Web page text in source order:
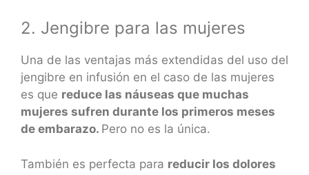
2. Jengibre para las mujeres
Una de las ventajas más extendidas del uso del
jengibre en infusión en el caso de las mujeres
es que reduce las náuseas que muchas
mujeres sufren durante los primeros meses
de embarazo. Pero no es la única.
También es perfecta para reducir los dolores